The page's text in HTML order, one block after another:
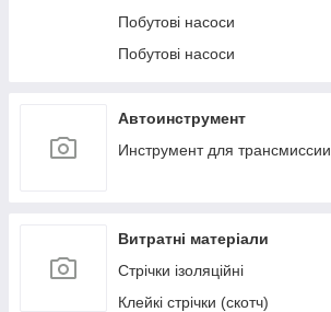
Побутові насоси
Побутові насоси
Автоинструмент
Инструмент для трансмиссии
Витратні матеріали
Стрічки ізоляційні
Клейкі стрічки (скотч)